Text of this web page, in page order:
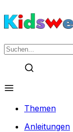
Themen
Anleitungen